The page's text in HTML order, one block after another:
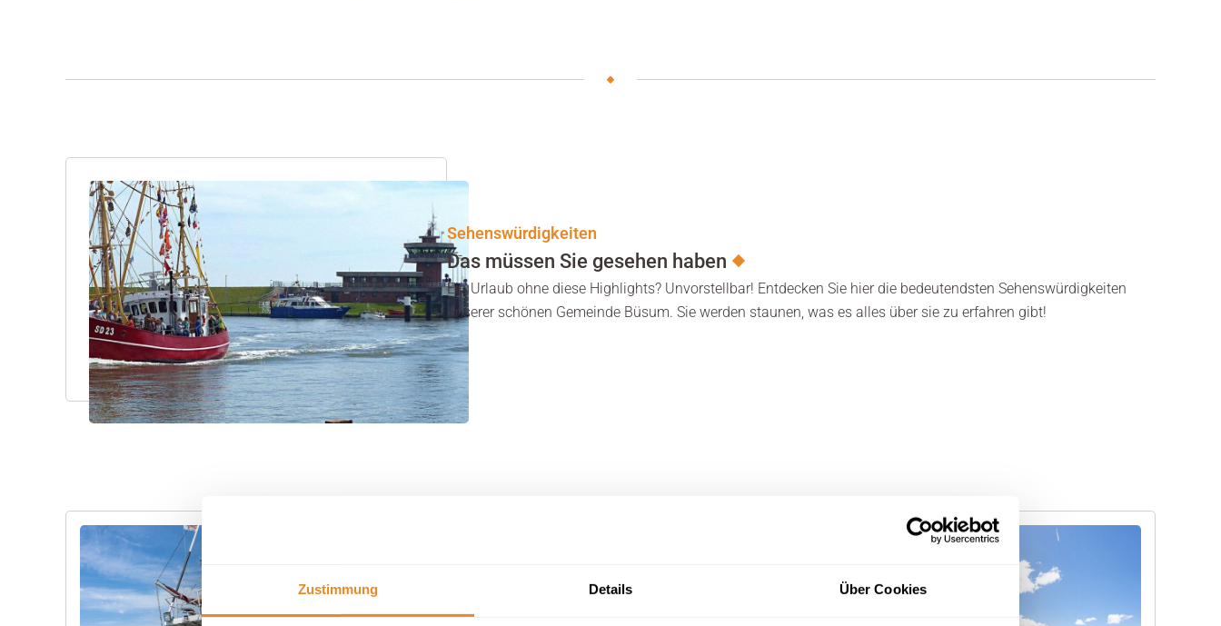
Zustimmung Details Über Cookies
Sehenswürdigkeiten
Das müssen Sie gesehen haben
Ein Urlaub ohne diese Highlights? Unvorstellbar! Entdecken Sie hier die bedeutendsten Sehenswürdigkeiten
unserer schönen Gemeinde Büsum. Sie werden staunen, was es alles über sie zu erfahren gibt!